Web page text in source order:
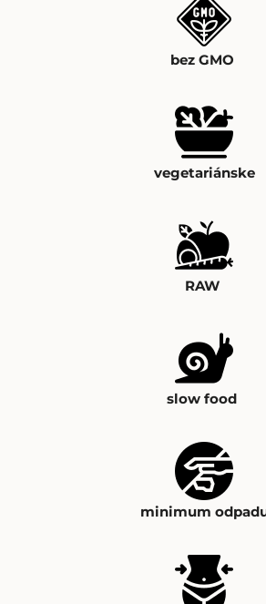
bez GMO
vegetariánske
RAW
slow food
minimum